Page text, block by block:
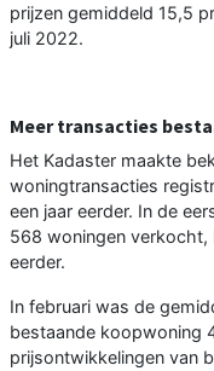
prijzen gemiddeld 15,5
juli 2022.
Meer transacties
Het Kadaster maakte
woningtransacties
een jaar eerder. In de
568 woningen verkocht,
eerder.
In februari was de
bestaande koopwoning
prijsontwikkelingen van